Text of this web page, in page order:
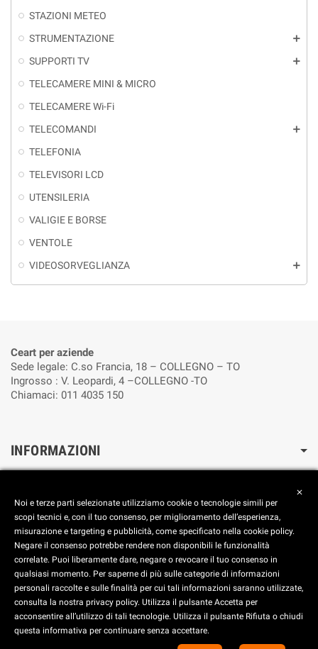
STAZIONI METEO
STRUMENTAZIONE
add
SUPPORTI TV add
TELECAMERE MINI & MICRO
TELECAMERE Wi-Fi
TELECOMANDI
add
TELEFONIA
TELEVISORI LCD
UTENSILERIA
VALIGIE E BORSE
VENTOLE
VIDEOSORVEGLIANZA
add
Ceart per aziende
Sede legale: C.so Francia, 18 – COLLEGNO – TO
Ingrosso : V. Leopardi, 4 –COLLEGNO -TO
Chiamaci: 011 4035 150
INFORMAZIONI
Privacy Policy
FOOTER
Aggiorna le preferenze dei Cookies
C.E.A.R.T. SRL - Corso Francia, 18 - 10093 Collegno (TO) -
ITALY - Tel. +39 011 40.35.150 - 011 40.37.465 - 011 41.17.965 - Fax +39
011 411.33.15 | C.F. E P. IVA IT09249530016 - Iscriz. R.I. di To
close
Noi e terze parti selezionate utilizziamo cookie o tecnologie simili per
scopi tecnici e, con il tuo consenso, per miglioramento dell’esperienza,
misurazione e targeting e pubblicità, come specificato nella cookie policy.
Negare il consenso potrebbe rendere non disponibili le funzionalità
correlate. Puoi liberamente dare, negare o revocare il tuo consenso in
qualsiasi momento. Per saperne di più sulle categorie di informazioni
personali raccolte e sulle finalità per cui tali informazioni saranno utilizzate,
consulta la nostra privacy policy. Utilizza il pulsante Accetta per
acconsentire all’utilizzo di tali tecnologie. Utilizza il pulsante Rifiuta o chiudi
questa informativa per continuare senza accettare.